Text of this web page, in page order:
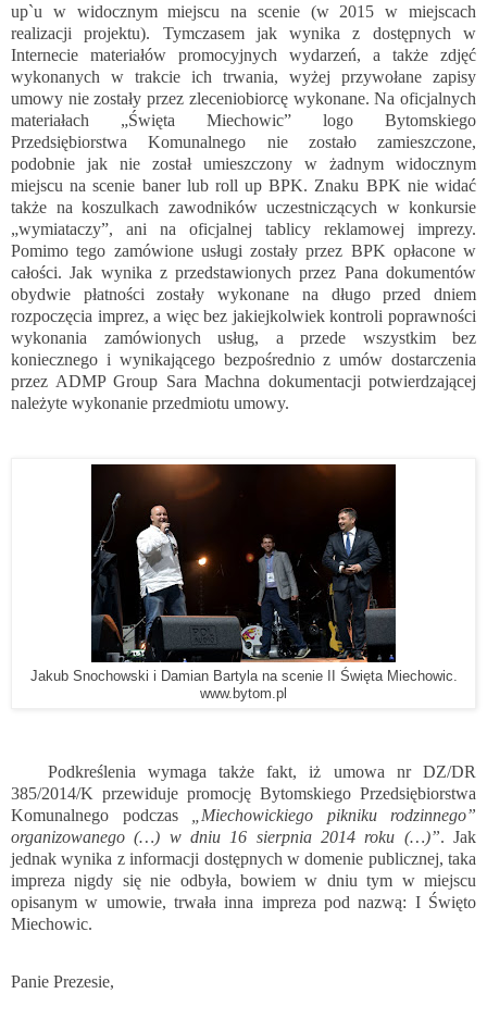
up`u w widocznym miejscu na scenie (w 2015 w miejscach
realizacji projektu). Tymczasem jak wynika z dostępnych w
Internecie materiałów promocyjnych wydarzeń, a także zdjęć
wykonanych w trakcie ich trwania, wyżej przywołane zapisy
umowy nie zostały przez zleceniobiorcę wykonane. Na oficjalnych
materiałach „Święta Miechowic” logo Bytomskiego
Przedsiębiorstwa Komunalnego nie zostało zamieszczone,
podobnie jak nie został umieszczony w żadnym widocznym
miejscu na scenie baner lub roll up BPK. Znaku BPK nie widać
także na koszulkach zawodników uczestniczących w konkursie
„wymiataczy”, ani na oficjalnej tablicy reklamowej imprezy.
Pomimo tego zamówione usługi zostały przez BPK opłacone w
całości. Jak wynika z przedstawionych przez Pana dokumentów
obydwie płatności zostały wykonane na długo przed dniem
rozpoczęcia imprez, a więc bez jakiejkolwiek kontroli poprawności
wykonania zamówionych usług, a przede wszystkim bez
koniecznego i wynikającego bezpośrednio z umów dostarczenia
przez ADMP Group Sara Machna dokumentacji potwierdzającej
należyte wykonanie przedmiotu umowy.
Jakub Snochowski i Damian Bartyla na scenie II Święta Miechowic.
www.bytom.pl
Podkreślenia wymaga także fakt, iż umowa nr DZ/DR
385/2014/K przewiduje promocję Bytomskiego Przedsiębiorstwa
Komunalnego podczas
„Miechowickiego pikniku rodzinnego”
organizowanego (…) w dniu 16 sierpnia 2014 roku (…)”. Jak
jednak wynika z informacji dostępnych w domenie publicznej, taka
impreza nigdy się nie odbyła, bowiem w dniu tym w miejscu
opisanym w umowie, trwała inna impreza pod nazwą: I Święto
Miechowic.
Panie Prezesie,